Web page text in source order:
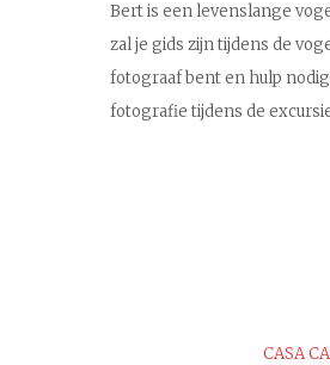
Bert is een levenslange
zal je gids zijn tijdens de
fotograaf bent en hulp
fotografie tijdens de
CASA